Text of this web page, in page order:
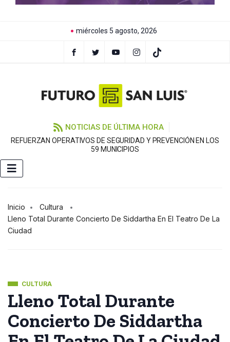
miércoles 5 agosto, 2026
NOTICIAS DE ÚLTIMA HORA
REFUERZAN OPERATIVOS DE SEGURIDAD Y PREVENCIÓN EN LOS
59 MUNICIPIOS
Inicio
Cultura
Lleno Total Durante Concierto De Siddartha En El Teatro De La
Ciudad
CULTURA
Lleno Total Durante
Concierto De Siddartha